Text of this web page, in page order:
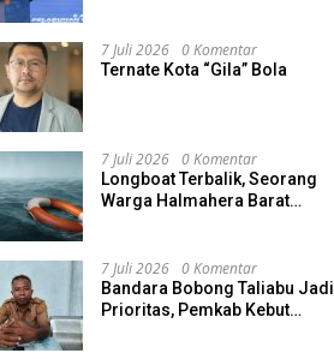
7 Juli 2026 0 Komentar
Ternate Kota “Gila” Bola
7 Juli 2026 0 Komentar
Longboat Terbalik, Seorang
Warga Halmahera Barat
7 Juli 2026 0 Komentar
Bandara Bobong Taliabu Jadi
Prioritas, Pemkab Kebut